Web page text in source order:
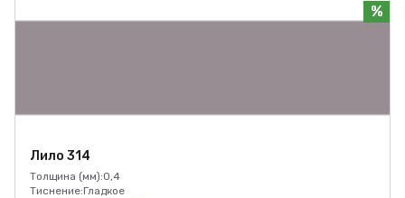
%
Лило 314
Толщина (мм):0,4
Тиснение:Гладкое